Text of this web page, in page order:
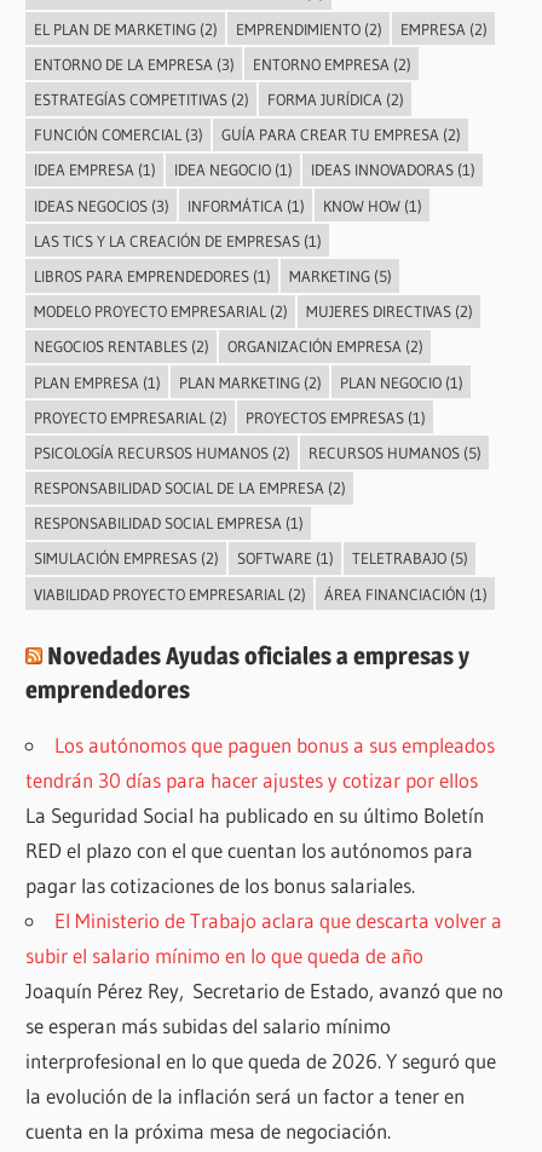
EL PLAN DE MARKETING(2) EMPRENDIMIENTO(2) EMPRESA (2)
ENTORNO DE LA EMPRESA (3) ENTORNO EMPRESA (2)
ESTRATEGÍAS COMPETITIVAS(2) FORMA JURÍDICA (2)
FUNCIÓN COMERCIAL(3) GUÍA PARA CREAR TU EMPRESA(2)
IDEA EMPRESA(1) IDEA NEGOCIO(1) IDEAS INNOVADORAS(1)
IDEAS NEGOCIOS(3) INFORMÁTICA (1) KNOW HOW(1)
LAS TICS Y LA CREACIÓN DE EMPRESAS(1)
LIBROS PARA EMPRENDEDORES(1) MARKETING(5)
MODELO PROYECTO EMPRESARIAL (2) MUJERES DIRECTIVAS(2)
NEGOCIOS RENTABLES(2) ORGANIZACIÓN EMPRESA(2)
PLAN EMPRESA (1) PLAN MARKETING(2) PLAN NEGOCIO(1)
PROYECTO EMPRESARIAL (2) PROYECTOS EMPRESAS(1)
PSICOLOGÍA RECURSOS HUMANOS(2) RECURSOS HUMANOS(5)
RESPONSABILIDAD SOCIAL DE LA EMPRESA (2)
RESPONSABILIDAD SOCIAL EMPRESA(1)
SIMULACIÓN EMPRESAS(2) SOFTWARE (1) TELETRABAJO(5)
VIABILIDAD PROYECTO EMPRESARIAL (2) ÁREA FINANCIACIÓN (1)
Novedades Ayudas oficiales a empresas y
emprendedores
Los autónomos que paguen bonus a sus empleados
tendrán 30 días para hacer ajustes y cotizar por ellos
La Seguridad Social ha publicado en su último Boletín
RED el plazo con el que cuentan los autónomos para
pagar las cotizaciones de los bonus salariales.
El Ministerio de Trabajo aclara que descarta volver a
subir el salario mínimo en lo que queda de año
Joaquín Pérez Rey, Secretario de Estado, avanzó que no
se esperan más subidas del salario mínimo
interprofesional en lo que queda de 2026. Y seguró que
la evolución de la inflación será un factor a tener en
cuenta en la próxima mesa de negociación.